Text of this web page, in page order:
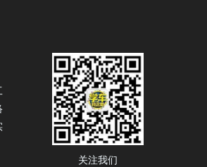
关注我们